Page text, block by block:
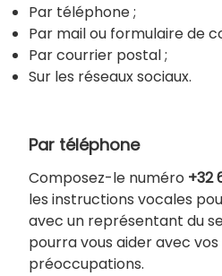
Par téléphone ;
Par mail ou formulaire de
Par courrier postal ;
Sur les réseaux sociaux.
Par téléphone
Composez-le numéro +32
les instructions vocales
avec un représentant du
pourra vous aider avec
préoccupations.